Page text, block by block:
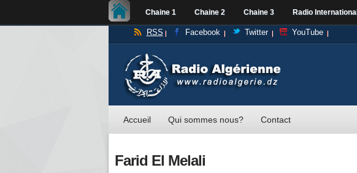
Chaine 1 Chaine 2 Chaine 3 Radio International
RSS Facebook Twitter YouTube
Accueil Qui sommes nous? Contact
Farid El Melali